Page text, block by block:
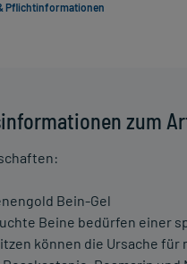
zum
Bein-Gel
Beine bedürfen einer
können die Ursache
Pflichtinformationen